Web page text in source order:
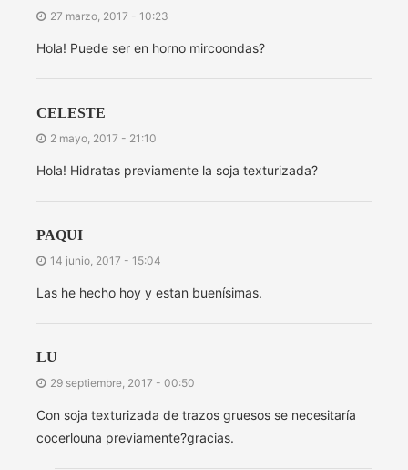
27 marzo, 2017 - 10:23
Hola! Puede ser en horno mircoondas?
CELESTE
2 mayo, 2017 - 21:10
Hola! Hidratas previamente la soja texturizada?
PAQUI
14 junio, 2017 - 15:04
Las he hecho hoy y estan buenísimas.
LU
29 septiembre, 2017 - 00:50
Con soja texturizada de trazos gruesos se necesitaría
cocerlouna previamente?gracias.